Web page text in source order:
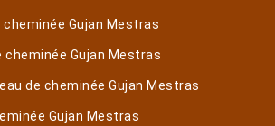
cheminée Gujan Mestras
cheminée Gujan Mestras
de cheminée Gujan Mestras
Gujan Mestras